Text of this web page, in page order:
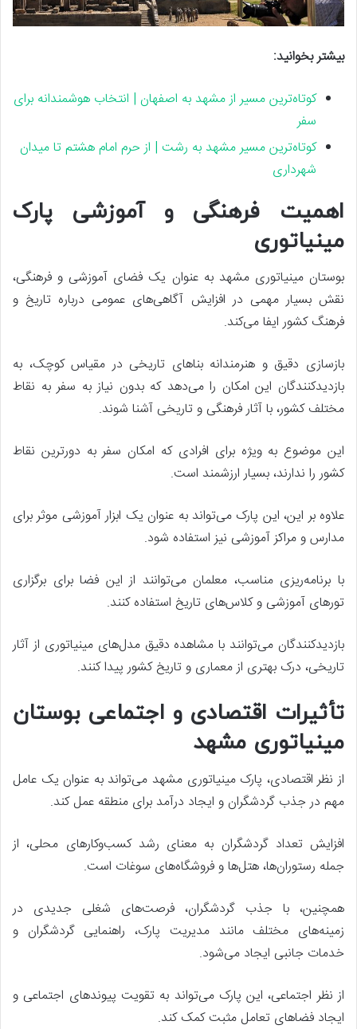
بیشتر بخوانید:
کوتاه‌ترین مسیر از مشهد به اصفهان | انتخاب هوشمندانه برای
سفر
کوتاه‌ترین مسیر مشهد به رشت | از حرم امام هشتم تا میدان
شهرداری
اهمیت فرهنگی و آموزشی پارک
مینیاتوری
بوستان مینیاتوری مشهد به عنوان یک فضای آموزشی و فرهنگی،
نقش بسیار مهمی در افزایش آگاهی‌های عمومی درباره تاریخ و
فرهنگ کشور ایفا می‌کند.
بازسازی دقیق و هنرمندانه بناهای تاریخی در مقیاس کوچک، به
بازدیدکنندگان این امکان را می‌دهد که بدون نیاز به سفر به نقاط
مختلف کشور، با آثار فرهنگی و تاریخی آشنا شوند.
این موضوع به ویژه برای افرادی که امکان سفر به دورترین نقاط
کشور را ندارند، بسیار ارزشمند است.
علاوه بر این، این پارک می‌تواند به عنوان یک ابزار آموزشی موثر برای
مدارس و مراکز آموزشی نیز استفاده شود.
با برنامه‌ریزی مناسب، معلمان می‌توانند از این فضا برای برگزاری
تورهای آموزشی و کلاس‌های تاریخ استفاده کنند.
بازدیدکنندگان می‌توانند با مشاهده دقیق مدل‌های مینیاتوری از آثار
تاریخی، درک بهتری از معماری و تاریخ کشور پیدا کنند.
تأثیرات اقتصادی و اجتماعی بوستان
مینیاتوری مشهد
از نظر اقتصادی، پارک مینیاتوری مشهد می‌تواند به عنوان یک عامل
مهم در جذب گردشگران و ایجاد درآمد برای منطقه عمل کند.
افزایش تعداد گردشگران به معنای رشد کسب‌وکارهای محلی، از
جمله رستوران‌ها، هتل‌ها و فروشگاه‌های سوغات است.
همچنین، با جذب گردشگران، فرصت‌های شغلی جدیدی در
زمینه‌های مختلف مانند مدیریت پارک، راهنمایی گردشگران و
خدمات جانبی ایجاد می‌شود.
از نظر اجتماعی، این پارک می‌تواند به تقویت پیوندهای اجتماعی و
ایجاد فضاهای تعامل مثبت کمک کند.